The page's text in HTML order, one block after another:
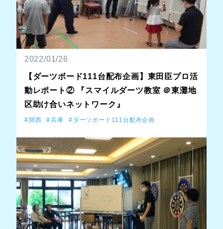
2022/01/26
【ダーツボード111台配布企画】東田臣プロ活
動レポート② 『スマイルダーツ教室 ＠東灘地
区助け合いネットワーク』
関西 兵庫 ダーツボード111台配布企画